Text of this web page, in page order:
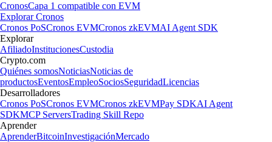
CronosCapa 1 compatible con EVM
Explorar Cronos
Cronos PoSCronos EVMCronos zkEVMAI Agent SDK
Explorar
AfiliadoInstitucionesCustodia
Crypto.com
Quiénes somosNoticiasNoticias de
productosEventosEmpleoSociosSeguridadLicencias
Desarrolladores
Cronos PoSCronos EVMCronos zkEVMPay SDKAI Agent
SDKMCP ServersTrading Skill Repo
Aprender
AprenderBitcoinInvestigaciónMercado